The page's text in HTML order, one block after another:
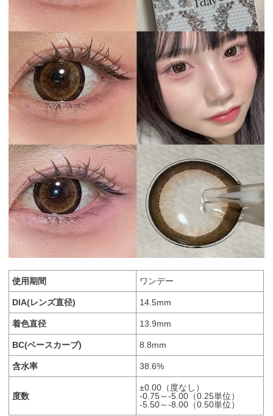
使用期間 ワンデー
DIA(レンズ直径) 14.5mm
着色直径 13.9mm
BC(ベースカーブ) 8.8mm
含水率 38.6%
度数
±0.00（度なし）
-0.75～-5.00（0.25単位）
-5.50～-8.00（0.50単位）